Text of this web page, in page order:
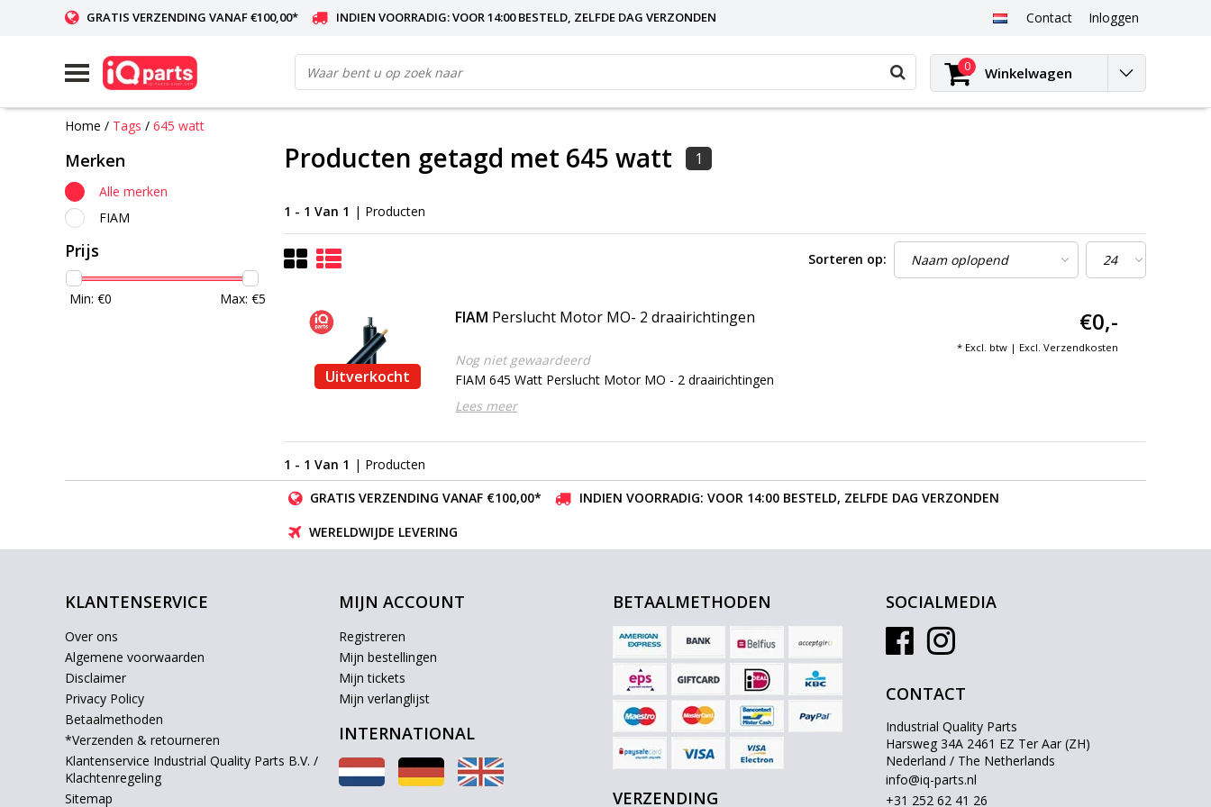
GRATIS VERZENDING VANAF €100,00* INDIEN VOORRADIG: VOOR 14:00 BESTELD, ZELFDE DAG VERZONDEN Contact Inloggen
0 Winkelwagen
Home / Tags / 645 watt
Merken
Alle merken
FIAM
Prijs
Min: €0 Max: €5
Producten getagd met 645 watt 1
1 - 1 Van 1 | Producten
Sorteren op:
Uitverkocht
FIAM Perslucht Motor MO- 2 draairichtingen
Nog niet gewaardeerd
FIAM 645 Watt Perslucht Motor MO - 2 draairichtingen
Lees meer
€0,-
* Excl. btw | Excl. Verzendkosten
1 - 1 Van 1 | Producten
GRATIS VERZENDING VANAF €100,00*
INDIEN VOORRADIG: VOOR 14:00 BESTELD, ZELFDE DAG VERZONDEN
WERELDWIJDE LEVERING
KLANTENSERVICE
Over ons
Algemene voorwaarden
Disclaimer
Privacy Policy
Betaalmethoden
*Verzenden & retourneren
Klantenservice Industrial Quality Parts B.V. /
Klachtenregeling
Sitemap
MIJN ACCOUNT
Registreren
Mijn bestellingen
Mijn tickets
Mijn verlanglijst
INTERNATIONAL
BETAALMETHODEN
VERZENDING
SOCIALMEDIA
CONTACT
Industrial Quality Parts
Harsweg 34A 2461 EZ Ter Aar (ZH)
Nederland / The Netherlands
info@iq-parts.nl
+31 252 62 41 26